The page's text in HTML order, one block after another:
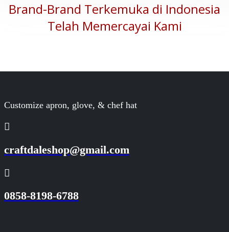
Brand-Brand Terkemuka di Indonesia
Telah Memercayai Kami
Customize apron, glove, & chef hat
craftdaleshop@gmail.com
0858-8198-6788